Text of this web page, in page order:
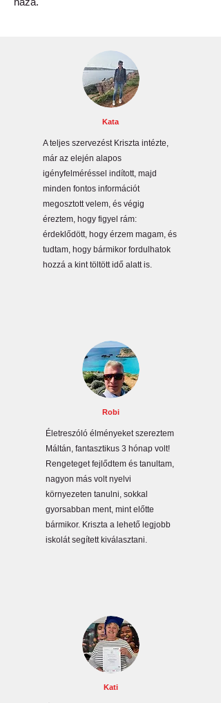
Kata
A teljes szervezést Kriszta intézte,
már az elején alapos
igényfelméréssel indított, majd
minden fontos információt
megosztott velem, és végig
éreztem, hogy figyel rám:
érdeklődött, hogy érzem magam, és
tudtam, hogy bármikor fordulhatok
hozzá a kint töltött idő alatt is.
Robi
Életreszóló élményeket szereztem
Máltán, fantasztikus 3 hónap volt!
Rengeteget fejlődtem és tanultam,
nagyon más volt nyelvi
környezeten tanulni, sokkal
gyorsabban ment, mint előtte
bármikor. Kriszta a lehető legjobb
iskolát segített kiválasztani.
Kati